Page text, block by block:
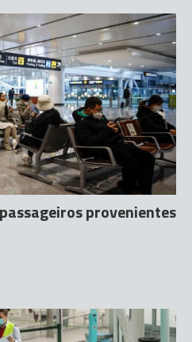
provenientes